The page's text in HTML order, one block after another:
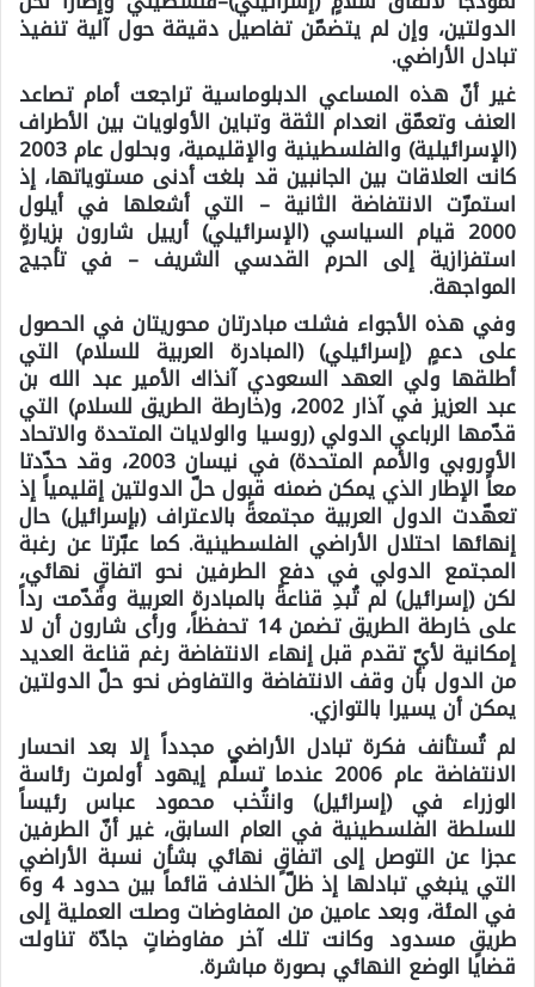
الدولتين، وإن لم يتضمّن تفاصيل دقيقة حول آلية تنفيذ
تبادل الأراضي.
غير أنّ هذه المساعي الدبلوماسية تراجعت أمام تصاعد
العنف وتعمّق انعدام الثقة وتباين الأولويات بين الأطراف
(الإسرائيلية) والفلسطينية والإقليمية، وبحلول عام 2003
كانت العلاقات بين الجانبين قد بلغت أدنى مستوياتها، إذ
استمرّت الانتفاضة الثانية – التي أشعلها في أيلول
2000 قيام السياسي (الإسرائيلي) أرييل شارون بزيارةٍ
استفزازية إلى الحرم القدسي الشريف – في تأجيج
المواجهة.
وفي هذه الأجواء فشلت مبادرتان محوريتان في الحصول
على دعمٍ (إسرائيلي) (المبادرة العربية للسلام) التي
أطلقها ولي العهد السعودي آنذاك الأمير عبد الله بن
عبد العزيز في آذار 2002، و(خارطة الطريق للسلام) التي
قدّمها الرباعي الدولي (روسيا والولايات المتحدة والاتحاد
الأوروبي والأمم المتحدة) في نيسان 2003، وقد حدّدتا
معاً الإطار الذي يمكن ضمنه قبول حلّ الدولتين إقليمياً إذ
تعهّدت الدول العربية مجتمعةً بالاعتراف (بإسرائيل) حال
إنهائها احتلال الأراضي الفلسطينية. كما عبّرتا عن رغبة
المجتمع الدولي في دفع الطرفين نحو اتفاقٍ نهائي،
لكن (إسرائيل) لم تُبدِ قناعةً بالمبادرة العربية وقدّمت رداً
على خارطة الطريق تضمن 14 تحفظاً، ورأى شارون أن لا
إمكانية لأيّ تقدم قبل إنهاء الانتفاضة رغم قناعة العديد
من الدول بأن وقف الانتفاضة والتفاوض نحو حلّ الدولتين
يمكن أن يسيرا بالتوازي.
لم تُستأنف فكرة تبادل الأراضي مجدداً إلا بعد انحسار
الانتفاضة عام 2006 عندما تسلّم إيهود أولمرت رئاسة
الوزراء في (إسرائيل) وانتُخب محمود عباس رئيساً
للسلطة الفلسطينية في العام السابق، غير أنّ الطرفين
عجزا عن التوصل إلى اتفاقٍ نهائي بشأن نسبة الأراضي
التي ينبغي تبادلها إذ ظلّ الخلاف قائماً بين حدود 4 و6
في المئة، وبعد عامين من المفاوضات وصلت العملية إلى
طريقٍ مسدود وكانت تلك آخر مفاوضاتٍ جادّة تناولت
قضايا الوضع النهائي بصورة مباشرة.